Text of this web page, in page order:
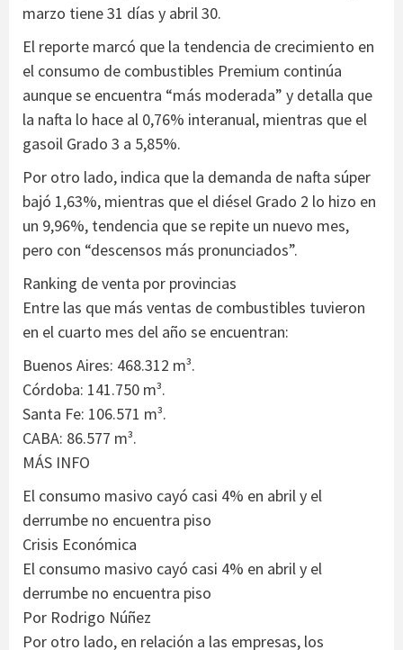
marzo tiene 31 días y abril 30.
El reporte marcó que la tendencia de crecimiento en
el consumo de combustibles Premium continúa
aunque se encuentra “más moderada” y detalla que
la nafta lo hace al 0,76% interanual, mientras que el
gasoil Grado 3 a 5,85%.
Por otro lado, indica que la demanda de nafta súper
bajó 1,63%, mientras que el diésel Grado 2 lo hizo en
un 9,96%, tendencia que se repite un nuevo mes,
pero con “descensos más pronunciados”.
Ranking de venta por provincias
Entre las que más ventas de combustibles tuvieron
en el cuarto mes del año se encuentran:
Buenos Aires: 468.312 m³.
Córdoba: 141.750 m³.
Santa Fe: 106.571 m³.
CABA: 86.577 m³.
MÁS INFO
El consumo masivo cayó casi 4% en abril y el
derrumbe no encuentra piso
Crisis Económica
El consumo masivo cayó casi 4% en abril y el
derrumbe no encuentra piso
Por Rodrigo Núñez
Por otro lado, en relación a las empresas, los